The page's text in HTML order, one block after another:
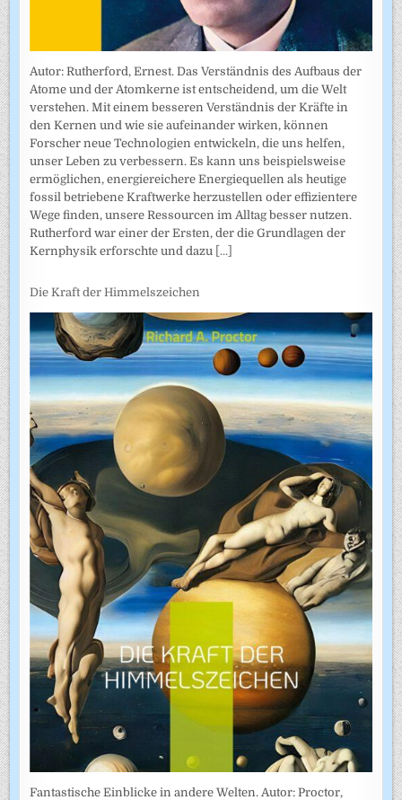
Autor: Rutherford, Ernest. Das Verständnis des Aufbaus der
Atome und der Atomkerne ist entscheidend, um die Welt
verstehen. Mit einem besseren Verständnis der Kräfte in
den Kernen und wie sie aufeinander wirken, können
Forscher neue Technologien entwickeln, die uns helfen,
unser Leben zu verbessern. Es kann uns beispielsweise
ermöglichen, energiereichere Energiequellen als heutige
fossil betriebene Kraftwerke herzustellen oder effizientere
Wege finden, unsere Ressourcen im Alltag besser nutzen.
Rutherford war einer der Ersten, der die Grundlagen der
Kernphysik erforschte und dazu [...]
Die Kraft der Himmelszeichen
Fantastische Einblicke in andere Welten. Autor: Proctor,